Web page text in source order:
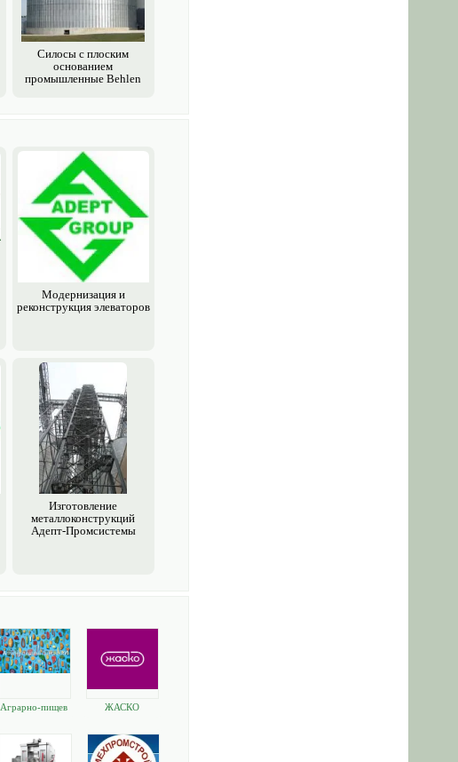
Силосы с плоским
основанием
промышленные Behlen
Модернизация и
реконструкция элеваторов
Изготовление
металлоконструкций
Aдепт-Промсистемы
Аграрно-пищев
ЖАСКО